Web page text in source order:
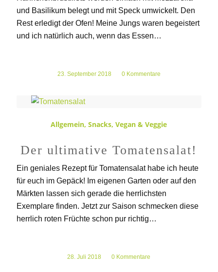
und Basilikum belegt und mit Speck umwickelt. Den
Rest erledigt der Ofen! Meine Jungs waren begeistert
und ich natürlich auch, wenn das Essen…
23. September 2018
/ 0 Kommentare
Allgemein,Snacks,Vegan & Veggie
Der ultimative Tomatensalat!
Ein geniales Rezept für Tomatensalat habe ich heute
für euch im Gepäck! Im eigenen Garten oder auf den
Märkten lassen sich gerade die herrlichsten
Exemplare finden. Jetzt zur Saison schmecken diese
herrlich roten Früchte schon pur richtig…
28. Juli 2018
/ 0 Kommentare